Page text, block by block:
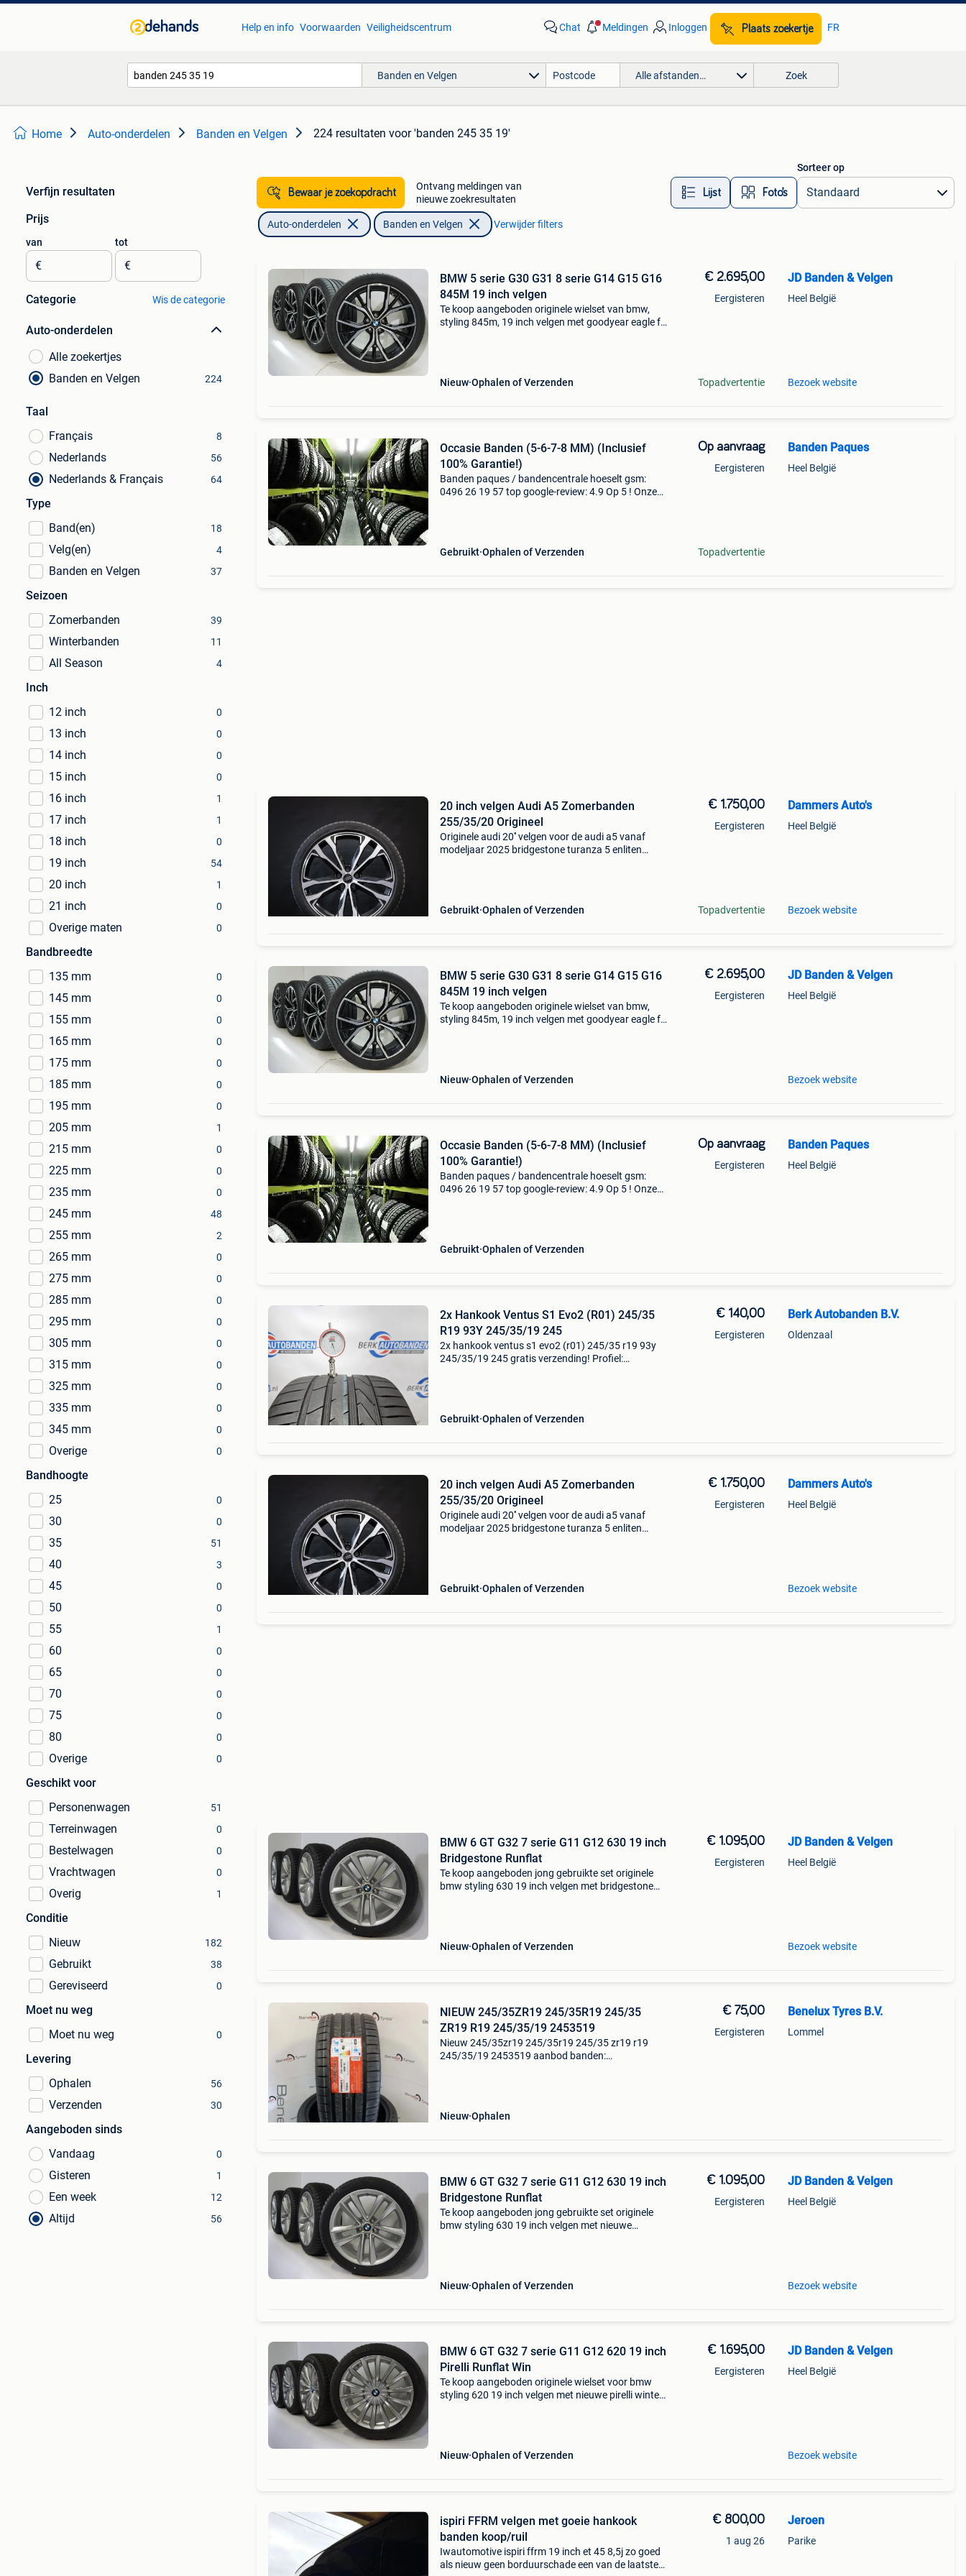
Help en info Voorwaarden Veiligheidscentrum Chat Meldingen Inloggen Plaats zoekertje FR
Banden en Velgen Alle afstanden… Zoek
Home Auto-onderdelen Banden en Velgen 224 resultaten voor 'banden 245 35 19'
Verfijn resultaten
Prijs
van
€
tot
€
Categorie Wis de categorie
Auto-onderdelen
Alle zoekertjes
Banden en Velgen
224
Taal
Français
8
Nederlands 56
Nederlands & Français 64
Type
Band(en)
18
Velg(en) 4
Banden en Velgen 37
Seizoen
Zomerbanden
39
Winterbanden 11
All Season 4
Inch
12 inch
0
13 inch 0
14 inch 0
15 inch 0
16 inch 1
17 inch 1
18 inch 0
19 inch 54
20 inch 1
21 inch 0
Overige maten 0
Bandbreedte
135 mm
0
145 mm 0
155 mm 0
165 mm 0
175 mm 0
185 mm 0
195 mm 0
205 mm 1
215 mm 0
225 mm 0
235 mm 0
245 mm 48
255 mm 2
265 mm 0
275 mm 0
285 mm 0
295 mm 0
305 mm 0
315 mm 0
325 mm 0
335 mm 0
345 mm 0
Overige 0
Bandhoogte
25
0
30 0
35 51
40 3
45 0
50 0
55 1
60 0
65 0
70 0
75 0
80 0
Overige 0
Geschikt voor
Personenwagen
51
Terreinwagen 0
Bestelwagen 0
Vrachtwagen 0
Overig 1
Conditie
Nieuw
182
Gebruikt 38
Gereviseerd 0
Moet nu weg
Moet nu weg
0
Levering
Ophalen
56
Verzenden 30
Aangeboden sinds
Vandaag
0
Gisteren 1
Een week 12
Altijd 56
Bewaar je zoekopdracht
Ontvang meldingen van
nieuwe zoekresultaten
Lijst Foto’s
Sorteer op
Auto-onderdelen Banden en Velgen Verwijder filters
BMW 5 serie G30 G31 8 serie G14 G15 G16
845M 19 inch velgen
Te koop aangeboden originele wielset van bmw,
styling 845m, 19 inch velgen met goodyear eagle f1
Nieuw Ophalen of Verzenden
€ 2.695,00
Eergisteren
Topadvertentie
JD Banden & Velgen
Heel België
Bezoek website
Occasie Banden (5-6-7-8 MM) (Inclusief
100% Garantie!)
Banden paques / bandencentrale hoeselt gsm:
0496 26 19 57 top google-review: 4.9 Op 5 ! Onze
Gebruikt Ophalen of Verzenden
Op aanvraag
Eergisteren
Topadvertentie
Banden Paques
Heel België
20 inch velgen Audi A5 Zomerbanden
255/35/20 Origineel
Originele audi 20'' velgen voor de audi a5 vanaf
modeljaar 2025 bridgestone turanza 5 enliten
Gebruikt Ophalen of Verzenden
€ 1.750,00
Eergisteren
Topadvertentie
Dammers Auto's
Heel België
Bezoek website
BMW 5 serie G30 G31 8 serie G14 G15 G16
845M 19 inch velgen
Te koop aangeboden originele wielset van bmw,
styling 845m, 19 inch velgen met goodyear eagle f1
Nieuw Ophalen of Verzenden
€ 2.695,00
Eergisteren
JD Banden & Velgen
Heel België
Bezoek website
Occasie Banden (5-6-7-8 MM) (Inclusief
100% Garantie!)
Banden paques / bandencentrale hoeselt gsm:
0496 26 19 57 top google-review: 4.9 Op 5 ! Onze
Gebruikt Ophalen of Verzenden
Op aanvraag
Eergisteren
Banden Paques
Heel België
2x Hankook Ventus S1 Evo2 (R01) 245/35
R19 93Y 245/35/19 245
2x hankook ventus s1 evo2 (r01) 245/35 r19 93y
245/35/19 245 gratis verzending! Profiel:
Gebruikt Ophalen of Verzenden
€ 140,00
Eergisteren
Berk Autobanden B.V.
Oldenzaal
20 inch velgen Audi A5 Zomerbanden
255/35/20 Origineel
Originele audi 20'' velgen voor de audi a5 vanaf
modeljaar 2025 bridgestone turanza 5 enliten
Gebruikt Ophalen of Verzenden
€ 1.750,00
Eergisteren
Dammers Auto's
Heel België
Bezoek website
BMW 6 GT G32 7 serie G11 G12 630 19 inch
Bridgestone Runflat
Te koop aangeboden jong gebruikte set originele
bmw styling 630 19 inch velgen met bridgestone
Nieuw Ophalen of Verzenden
€ 1.095,00
Eergisteren
JD Banden & Velgen
Heel België
Bezoek website
NIEUW 245/35ZR19 245/35R19 245/35
ZR19 R19 245/35/19 2453519
Nieuw 245/35zr19 245/35r19 245/35 zr19 r19
245/35/19 2453519 aanbod banden:
Nieuw Ophalen
€ 75,00
Eergisteren
Benelux Tyres B.V.
Lommel
BMW 6 GT G32 7 serie G11 G12 630 19 inch
Bridgestone Runflat
Te koop aangeboden jong gebruikte set originele
bmw styling 630 19 inch velgen met nieuwe
Nieuw Ophalen of Verzenden
€ 1.095,00
Eergisteren
JD Banden & Velgen
Heel België
Bezoek website
BMW 6 GT G32 7 serie G11 G12 620 19 inch
Pirelli Runflat Win
Te koop aangeboden originele wielset voor bmw
styling 620 19 inch velgen met nieuwe pirelli winter
Nieuw Ophalen of Verzenden
€ 1.695,00
Eergisteren
JD Banden & Velgen
Heel België
Bezoek website
ispiri FFRM velgen met goeie hankook
banden koop/ruil
Iwautomotive ispiri ffrm 19 inch et 45 8,5j zo goed
als nieuw geen borduurschade een van de laatste
€ 800,00
1 aug 26
Jeroen
Parike